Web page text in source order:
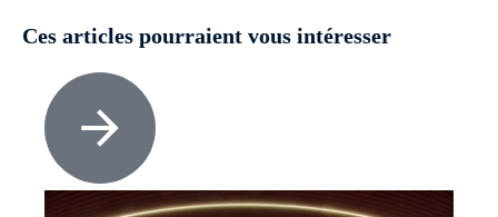
Ces articles pourraient vous intéresser